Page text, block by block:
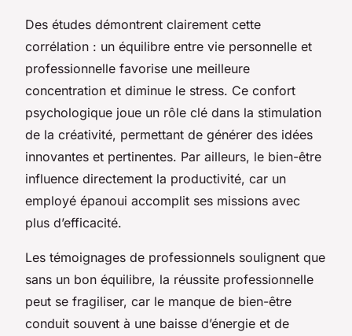
Des études démontrent clairement cette
corrélation : un équilibre entre vie personnelle et
professionnelle favorise une meilleure
concentration et diminue le stress. Ce confort
psychologique joue un rôle clé dans la stimulation
de la créativité, permettant de générer des idées
innovantes et pertinentes. Par ailleurs, le bien-être
influence directement la productivité, car un
employé épanoui accomplit ses missions avec
plus d’efficacité.
Les témoignages de professionnels soulignent que
sans un bon équilibre, la réussite professionnelle
peut se fragiliser, car le manque de bien-être
conduit souvent à une baisse d’énergie et de